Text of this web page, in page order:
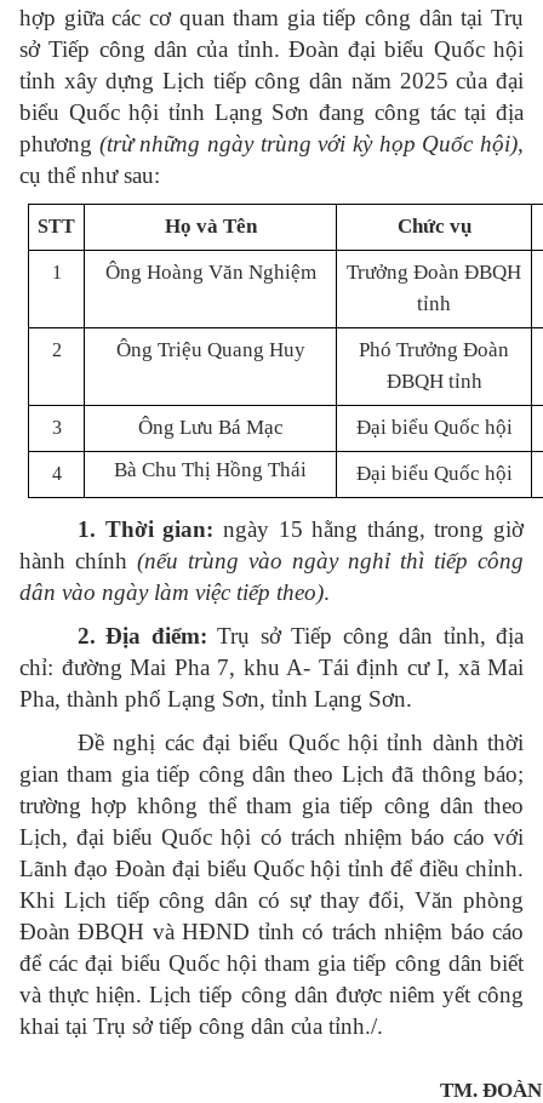
hợp giữa các cơ quan tham gia tiếp công dân tại Trụ
sở Tiếp công dân của tỉnh. Đoàn đại biểu Quốc hội
tỉnh xây dựng Lịch tiếp công dân năm 2025 của đại
biểu Quốc hội tỉnh Lạng Sơn đang công tác tại địa
phương (trừ những ngày trùng với kỳ họp Quốc hội),
cụ thể như sau:
STT Họ và Tên Chức vụ
1 Ông Hoàng Văn Nghiệm
Trưởng Đoàn ĐBQH
tỉnh
2 Ông Triệu Quang Huy
Phó Trưởng Đoàn
ĐBQH tỉnh
3 Ông Lưu Bá Mạc Đại biểu Quốc hội
4 Bà Chu Thị Hồng Thái Đại biểu Quốc hội
1. Thời gian: ngày 15 hằng tháng, trong giờ
hành chính (nếu trùng vào ngày nghỉ thì tiếp công
dân vào ngày làm việc tiếp theo).
2. Địa điểm: Trụ sở Tiếp công dân tỉnh, địa
chỉ: đường Mai Pha 7, khu A- Tái định cư I, xã Mai
Pha, thành phố Lạng Sơn, tỉnh Lạng Sơn.
Đề nghị các đại biểu Quốc hội tỉnh dành thời
gian tham gia tiếp công dân theo Lịch đã thông báo;
trường hợp không thể tham gia tiếp công dân theo
Lịch, đại biểu Quốc hội có trách nhiệm báo cáo với
Lãnh đạo Đoàn đại biểu Quốc hội tỉnh để điều chỉnh.
Khi Lịch tiếp công dân có sự thay đổi, Văn phòng
Đoàn ĐBQH và HĐND tỉnh có trách nhiệm báo cáo
để các đại biểu Quốc hội tham gia tiếp công dân biết
và thực hiện. Lịch tiếp công dân được niêm yết công
khai tại Trụ sở tiếp công dân của tỉnh./.
TM.